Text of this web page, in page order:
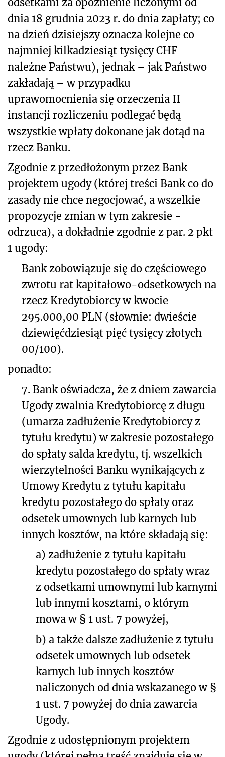
dnia 18 grudnia 2023 r. do dnia zapłaty; co
na dzień dzisiejszy oznacza kolejne co
najmniej kilkadziesiąt tysięcy CHF
należne Państwu), jednak – jak Państwo
zakładają – w przypadku
uprawomocnienia się orzeczenia II
instancji rozliczeniu podlegać będą
wszystkie wpłaty dokonane jak dotąd na
rzecz Banku.
Zgodnie z przedłożonym przez Bank
projektem ugody (której treści Bank co do
zasady nie chce negocjować, a wszelkie
propozycje zmian w tym zakresie -
odrzuca), a dokładnie zgodnie z par. 2 pkt
1 ugody:
Bank zobowiązuje się do częściowego
zwrotu rat kapitałowo-odsetkowych na
rzecz Kredytobiorcy w kwocie
295.000,00 PLN (słownie: dwieście
dziewięćdziesiąt pięć tysięcy złotych
00/100).
ponadto:
7. Bank oświadcza, że z dniem zawarcia
Ugody zwalnia Kredytobiorcę z długu
(umarza zadłużenie Kredytobiorcy z
tytułu kredytu) w zakresie pozostałego
do spłaty salda kredytu, tj. wszelkich
wierzytelności Banku wynikających z
Umowy Kredytu z tytułu kapitału
kredytu pozostałego do spłaty oraz
odsetek umownych lub karnych lub
innych kosztów, na które składają się:
a) zadłużenie z tytułu kapitału
kredytu pozostałego do spłaty wraz
z odsetkami umownymi lub karnymi
lub innymi kosztami, o którym
mowa w § 1 ust. 7 powyżej,
b) a także dalsze zadłużenie z tytułu
odsetek umownych lub odsetek
karnych lub innych kosztów
naliczonych od dnia wskazanego w §
1 ust. 7 powyżej do dnia zawarcia
Ugody.
Zgodnie z udostępnionym projektem